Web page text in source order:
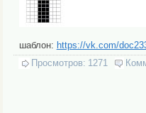
шаблон: https://vk.com/
Просмотров: 1271